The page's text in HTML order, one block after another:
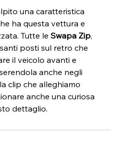
una caratteristica
ha questa vettura e
Tutte le Swapa Zip,
posti sul retro che
il veicolo avanti e
anche negli
clip che alleghiamo
anche una curiosa
dettaglio.